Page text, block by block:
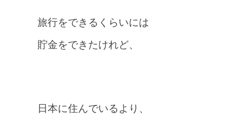
旅行をできるくらいには
貯金をできたけれど、
日本に住んでいるより、